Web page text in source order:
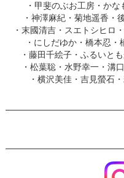
・ 甲斐のぶお工房 ・ かな
・ 神澤麻紀・ 菊地遥香 ・
・ 末國清吉 ・ スエトシヒロ ・
・ にしだゆか ・ 橋本忍 ・
・ 藤田千絵子 ・ ふるいと
・ 松葉聡 ・ 水野幸一 ・ 溝
・ 横沢美佳・ 吉見螢石・